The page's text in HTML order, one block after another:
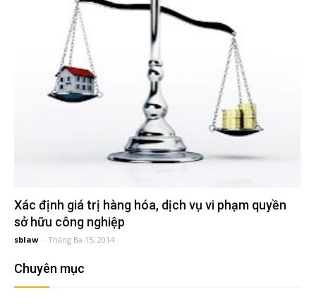
hữu
Xác định giá trị hàng hóa, dịch vụ vi phạm quyền
sở hữu công nghiệp
sblaw - Tháng Ba 15, 2014
Chuyên mục